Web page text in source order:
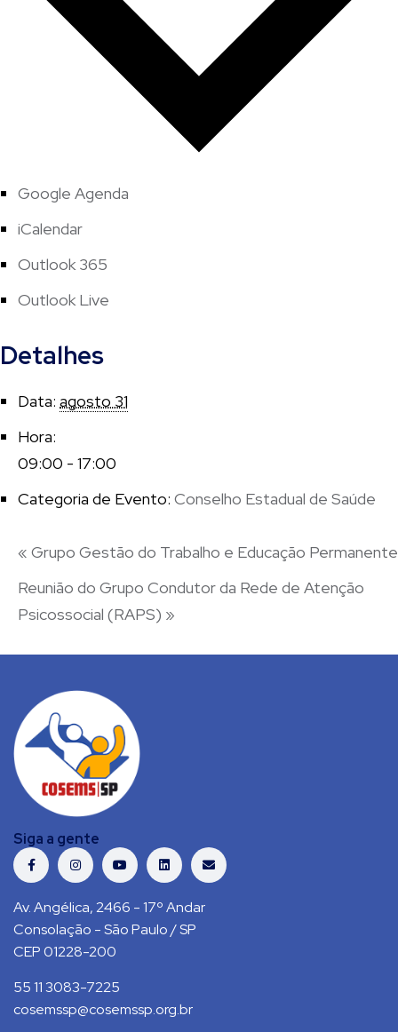
Google Agenda
iCalendar
Outlook 365
Outlook Live
Detalhes
Data: agosto 31
Hora:
09:00 - 17:00
Categoria de Evento: Conselho Estadual de Saúde
« Grupo Gestão do Trabalho e Educação Permanente
Reunião do Grupo Condutor da Rede de Atenção
Psicossocial (RAPS) »
Siga a gente
Av. Angélica, 2466 - 17º Andar
Consolação - São Paulo / SP
CEP 01228-200
55 11 3083-7225
cosemssp@cosemssp.org.br